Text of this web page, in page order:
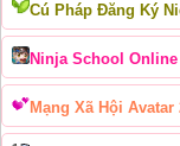
Cú Pháp Đăng Ký
Ninja School Online
Mạng Xã Hội Avatar